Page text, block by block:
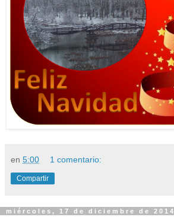
en 5:00 1 comentario:
Compartir
miércoles, 17 de diciembre de 2014